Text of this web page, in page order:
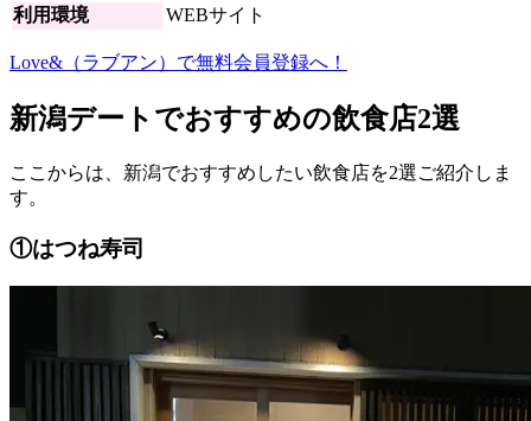
利用環境
WEBサイト
Love&（ラブアン）で無料会員登録へ！
新潟デートでおすすめの飲食店2選
ここからは、新潟でおすすめしたい飲食店を2選ご紹介しま
す。
①はつね寿司